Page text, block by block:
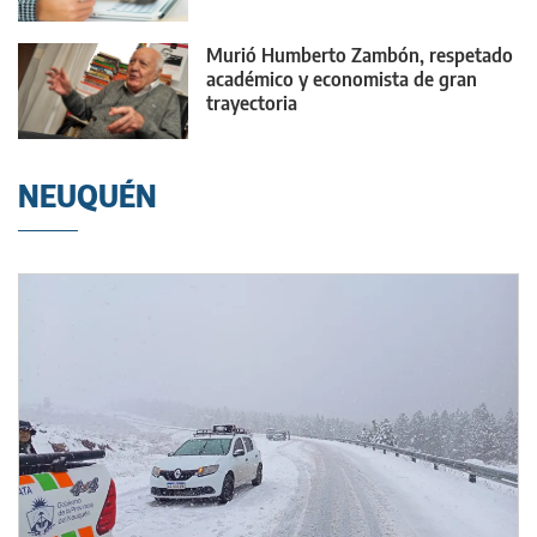
Murió Humberto Zambón, respetado
académico y economista de gran
trayectoria
NEUQUÉN